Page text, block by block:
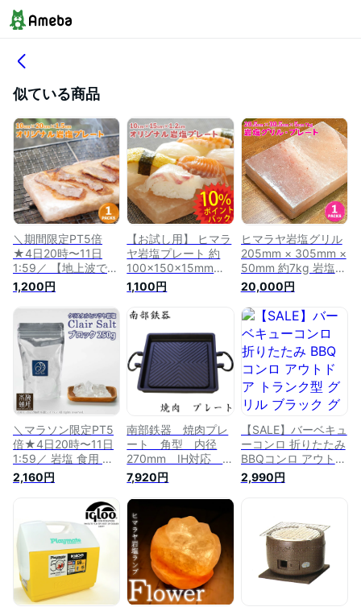
似ている商品
＼期間限定PT5倍
★4日20時〜11日
1:59／ 【地上波で話
題！】お試し用 ヒマ
ラヤ 岩塩 プレート
約200×100×15mm
前後（角型） 1枚
【焼肉・焼き肉・
BBQ・刺身盛り・寿
司皿】 キャンプ グ
ッズ ベランピング
グリル ごはん 七輪
ソロキャン
1,200円
【お試し用】 ヒマラ
ヤ岩塩プレート 約
100×150×15mm前
後（角型） 1枚 【焼
肉・焼き肉・BBQ・
刺身盛り・寿司
ズ【今ならレビュー
クーポンプレゼン
ト!】
1,100円
ヒマラヤ岩塩グリル
205mm × 305mm ×
50mm 約7kg 岩塩プ
レート 焼肉 焼き肉
BBQ グリル 岩塩 ヒ
マラヤ岩塩 アウトド
ア キャンプ グリル
七輪
20,000円
＼マラソン限定PT5
倍★4日20時〜11日
1:59／ 岩塩 食用 高
級岩塩 クレールソル
ト ブロック 250g ク
リスタルソルト ヒマ
ラヤ岩塩 送料無料
HACCP管理 BRC認
証 クリスタル岩塩
塩 熱中症対策 調味
料 ヒマラヤ バーベ
キュー BBQ 焼肉
2,160円
南部鉄器 焼肉プレ
ート 角型 内径
270mm IH対応 バ
ーベキュー BBQ
アウトドア キャン
プ 鉄板 アウトド
ア バーベキューグ
リル 鉄分補給 ソロ
キャン
7,920円
【SALE】バーベキュ
ーコンロ 折りたたみ
BBQコンロ アウトド
ア トランク型 グリ
ル ブラック グリー
型 キャンプ ベラン
ピング バーベキュー
焼肉 ソロキャン 屋
外 レジャー アタッ
シュケース型
2,990円